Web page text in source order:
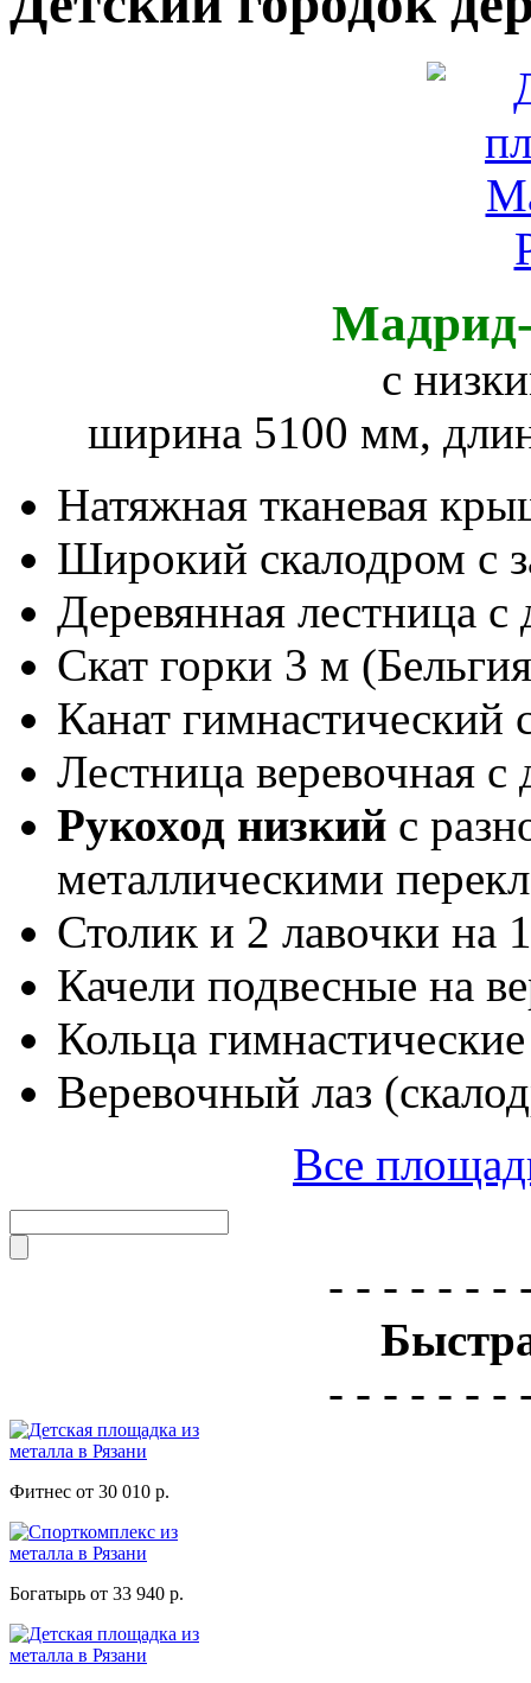
с
ширина 5100 мм,
Натяжная тканевая
Широкий скалодром с
Деревянная лестница
Скат горки 3 м
Канат гимнастический
Лестница веревочная
Рукоход низкий с
металлическими
Столик и 2 лавочки на
Качели подвесные на
Кольца гимнастические
Веревочный лаз
Все
- - - - - - -
- - - - - - -
Фитнес от 30 010 р.
Богатырь от 33 940 р.